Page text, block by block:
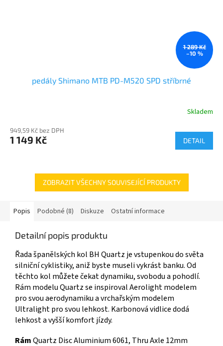
1 289 Kč
–10 %
pedály Shimano MTB PD-M520 SPD stříbrné
Skladem
949,59 Kč bez DPH
1 149 Kč DETAIL
ZOBRAZIT VŠECHNY SOUVISEJÍCÍ PRODUKTY
Popis Podobné (8) Diskuze Ostatní informace
Detailní popis produktu
Řada španělských kol BH Quartz je vstupenkou do světa
silniční cyklistiky, aniž byste museli vykrást banku. Od
těchto kol můžete čekat dynamiku, svobodu a pohodlí.
Rám modelu Quartz se inspiroval Aerolight modelem
pro svou aerodynamiku a vrchařským modelem
Ultralight pro svou lehkost. Karbonová vidlice dodá
lehkost a vyšší komfort jízdy.
RámQuartz Disc Aluminium 6061, Thru Axle 12mm